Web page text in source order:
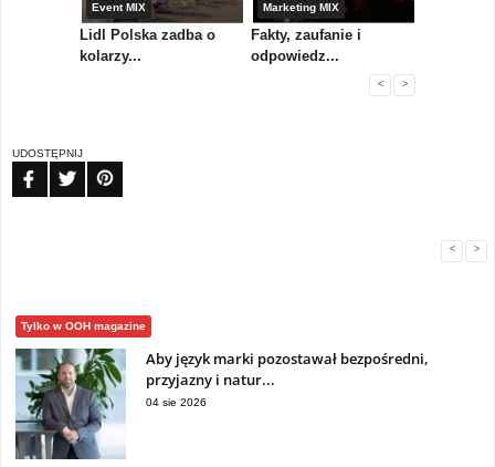
Event MIX
Lidl Polska zadba o
kolarzy...
Marketing MIX
Fakty, zaufanie i
odpowiedz...
< >
UDOSTĘPNIJ
< >
Tylko w OOH magazine
Aby język marki pozostawał bezpośredni,
przyjazny i natur...
04 sie 2026